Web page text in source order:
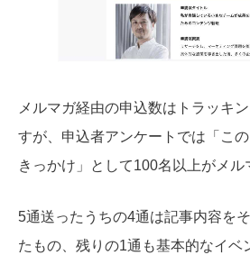
メルマガ経由の申込数はトラッキ
すが、申込者アンケートでは「こ
きっかけ」として100名以上がメル
5通送ったうちの4通は記事内容を
たもの、残りの1通も基本的なイベ